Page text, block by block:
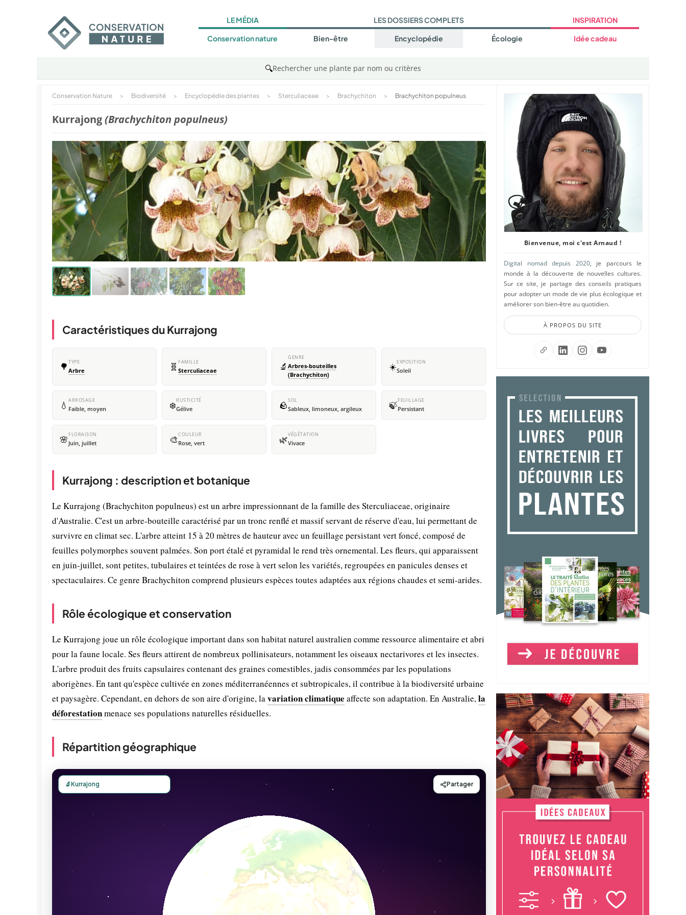
LE MÉDIA
Conservation nature
LES DOSSIERS COMPLETS
Bien-être Encyclopédie Écologie
INSPIRATION
Idée cadeau
🔍Rechercher une plante par nom ou critères
Conservation Nature > Biodiversité > Encyclopédie des plantes > Sterculiaceae > Brachychiton > Brachychiton populneus
Kurrajong(Brachychiton populneus)
Caractéristiques du Kurrajong
🌳 TYPE
Arbre 🧬 FAMILLE
Sterculiaceae 🔬
GENRE
Arbres-bouteilles
(Brachychiton)
☀️EXPOSITION
Soleil
💧 ARROSAGE
Faible, moyen ❄️RUSTICITÉ
Gélive 🪨SOL
Sableux, limoneux, argileux 🍃FEUILLAGE
Persistant
🌸 FLORAISON
Juin, juillet 🎨COULEUR
Rose, vert 🌿VÉGÉTATION
Vivace
Kurrajong : description et botanique
Le Kurrajong (Brachychiton populneus) est un arbre impressionnant de la famille des Sterculiaceae, originaire
d'Australie. C'est un arbre-bouteille caractérisé par un tronc renflé et massif servant de réserve d'eau, lui permettant de
survivre en climat sec. L'arbre atteint 15 à 20 mètres de hauteur avec un feuillage persistant vert foncé, composé de
feuilles polymorphes souvent palmées. Son port étalé et pyramidal le rend très ornemental. Les fleurs, qui apparaissent
en juin-juillet, sont petites, tubulaires et teintées de rose à vert selon les variétés, regroupées en panicules denses et
spectaculaires. Ce genre Brachychiton comprend plusieurs espèces toutes adaptées aux régions chaudes et semi-arides.
Rôle écologique et conservation
Le Kurrajong joue un rôle écologique important dans son habitat naturel australien comme ressource alimentaire et abri
pour la faune locale. Ses fleurs attirent de nombreux pollinisateurs, notamment les oiseaux nectarivores et les insectes.
L'arbre produit des fruits capsulaires contenant des graines comestibles, jadis consommées par les populations
aborigènes. En tant qu'espèce cultivée en zones méditerranéennes et subtropicales, il contribue à la biodiversité urbaine
et paysagère. Cependant, en dehors de son aire d'origine, lavariation climatique affecte son adaptation. En Australie,la
déforestationmenace ses populations naturelles résiduelles.
Répartition géographique
Bienvenue, moi c'est Arnaud !
Digital nomad depuis 2020, je parcours le
monde à la découverte de nouvelles cultures.
Sur ce site, je partage des conseils pratiques
pour adopter un mode de vie plus écologique et
améliorer son bien-être au quotidien.
À PROPOS DU SITE